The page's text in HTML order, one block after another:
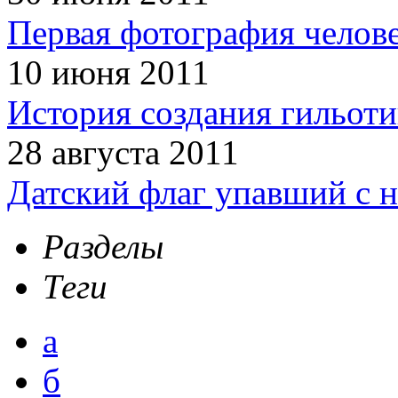
Первая фотография
10 июня 2011
История создания
28 августа 2011
Датский флаг упавший с
Разделы
Теги
а
б